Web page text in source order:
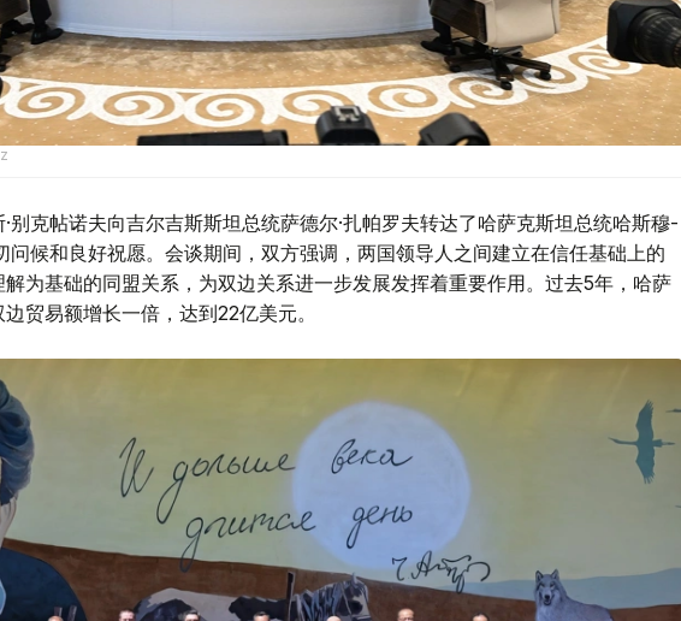
别克帖诺夫向吉尔吉斯斯坦总统萨德尔·扎帕罗夫转达了哈萨克斯坦总统哈斯穆-
问候和良好祝愿。会谈期间，双方强调，两国领导人之间建立在信任基础上的
为基础的同盟关系，为双边关系进一步发展发挥着重要作用。过去5年，哈萨
贸易额增长一倍，达到22亿美元。